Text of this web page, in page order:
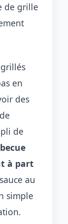
de grille
en
des
de
à part
au
simple